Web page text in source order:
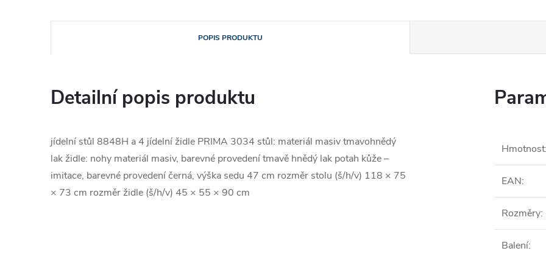
POPIS PRODUKTU
Detailní popis produktu
jídelní stůl 8848H a 4 jídelní židle PRIMA 3034 stůl: materiál masiv tmavohnědý
lak židle: nohy materiál masiv, barevné provedení tmavě hnědý lak potah kůže –
imitace, barevné provedení černá, výška sedu 47 cm rozměr stolu (š/h/v) 118 × 75
× 73 cm rozměr židle (š/h/v) 45 × 55 × 90 cm
Hmotnost:
EAN:
Rozměry:
Balení: